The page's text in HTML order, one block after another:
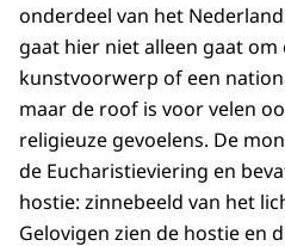
onderdeel van het
gaat hier niet alleen gaat om
kunstvoorwerp of een
maar de roof is voor velen
religieuze gevoelens. De
de Eucharistieviering en
hostie: zinnebeeld van het
Gelovigen zien de hostie en